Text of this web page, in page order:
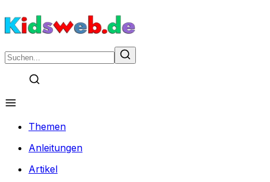
Themen
Anleitungen
Artikel